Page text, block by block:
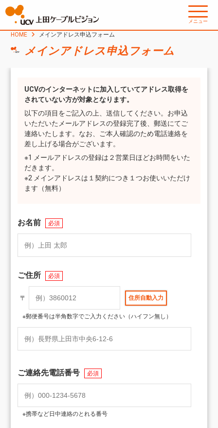
メニュー
HOME メインアドレス申込フォーム
メインアドレス申込フォーム
UCVのインターネットに加入していてアドレス取得を
されていない方が対象となります。
以下の項目をご記入の上、送信してください。お申込
いただいたメールアドレスの登録完了後、郵送にてご
連絡いたします。なお、ご本人確認のため電話連絡を
差し上げる場合がございます。
※1 メールアドレスの登録は２営業日ほどお時間をいた
だきます。
※2 メインアドレスは１契約につき１つお使いいただけ
ます（無料）
お名前 必須
ご住所 必須
〒
※郵便番号は半角数字でご入力ください（ハイフン無し）
ご連絡先電話番号 必須
※携帯など日中連絡のとれる番号